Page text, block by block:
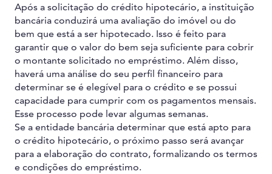
Após a solicitação do crédito hipotecário, a instituição
bancária conduzirá uma avaliação do imóvel ou do
bem que está a ser hipotecado. Isso é feito para
garantir que o valor do bem seja suficiente para cobrir
o montante solicitado no empréstimo. Além disso,
haverá uma análise do seu perfil financeiro para
determinar se é elegível para o crédito e se possui
capacidade para cumprir com os pagamentos mensais.
Esse processo pode levar algumas semanas.
Se a entidade bancária determinar que está apto para
o crédito hipotecário, o próximo passo será avançar
para a elaboração do contrato, formalizando os termos
e condições do empréstimo.